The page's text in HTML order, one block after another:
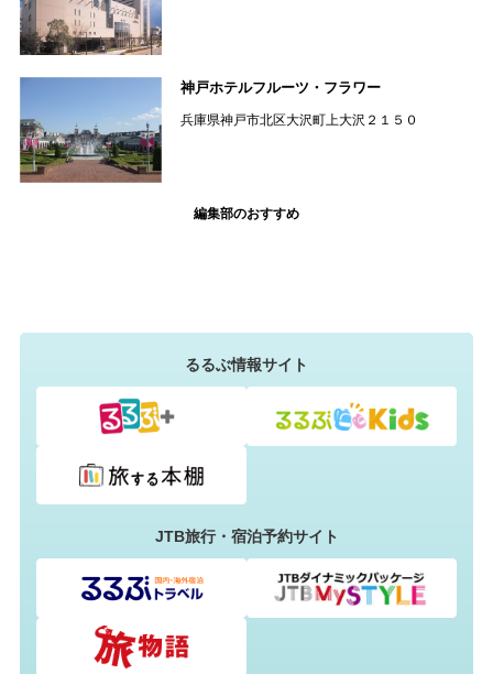
神戸ホテルフルーツ・フラワー
兵庫県神戸市北区大沢町上大沢２１５０
編集部のおすすめ
るるぶ情報サイト
JTB旅行・宿泊予約サイト